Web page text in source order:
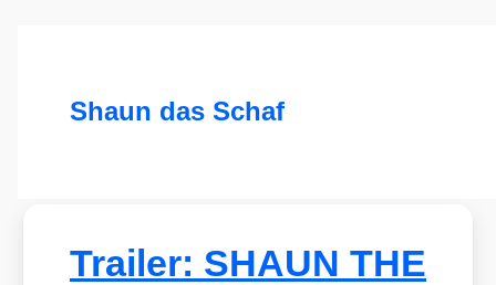
Shaun das Schaf
Trailer: SHAUN THE